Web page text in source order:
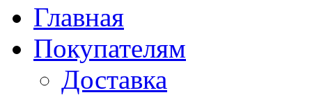
Главная
Покупателям
Доставка